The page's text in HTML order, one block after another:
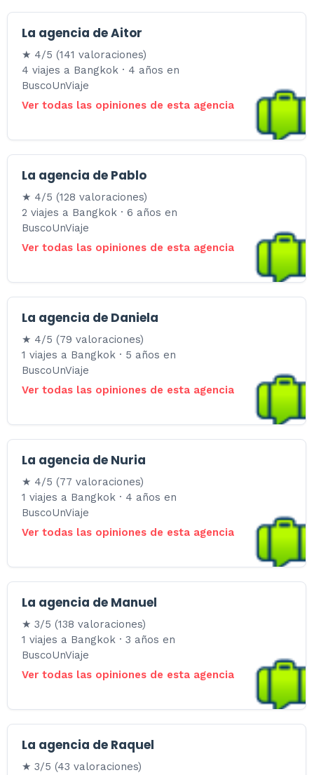
La agencia de Aitor
★ 4/5 (141 valoraciones)
4 viajes a Bangkok · 4 años en
BuscoUnViaje
Ver todas las opiniones de esta agencia
La agencia de Pablo
★ 4/5 (128 valoraciones)
2 viajes a Bangkok · 6 años en
BuscoUnViaje
Ver todas las opiniones de esta agencia
La agencia de Daniela
★ 4/5 (79 valoraciones)
1 viajes a Bangkok · 5 años en
BuscoUnViaje
Ver todas las opiniones de esta agencia
La agencia de Nuria
★ 4/5 (77 valoraciones)
1 viajes a Bangkok · 4 años en
BuscoUnViaje
Ver todas las opiniones de esta agencia
La agencia de Manuel
★ 3/5 (138 valoraciones)
1 viajes a Bangkok · 3 años en
BuscoUnViaje
Ver todas las opiniones de esta agencia
La agencia de Raquel
★ 3/5 (43 valoraciones)